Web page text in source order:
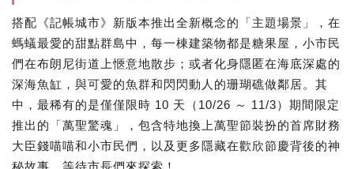
搭配《記帳城市》新版本推出全新概念的「主題場景」，在
螞蟻最愛的甜點群島中，每一棟建築物都是糖果屋，小市民
們在布朗尼街道上愜意地散步；或者化身隱匿在海底深處的
深海魚缸，與可愛的魚群和閃閃動人的珊瑚礁做鄰居。其
中，最稀有的是僅僅限時 10 天（10/26 ～ 11/3）期間限定
推出的「萬聖驚魂」，包含特地換上萬聖節裝扮的首席財務
大臣錢喵喵和小市民們，以及更多隱藏在歡欣節慶背後的神